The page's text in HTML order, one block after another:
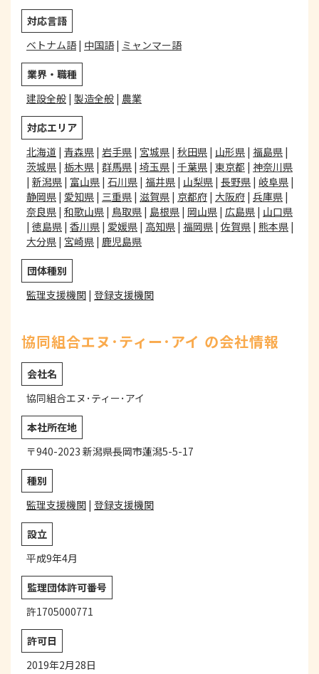
対応言語
ベトナム語| 中国語| ミャンマー語
業界・職種
建設全般 | 製造全般 | 農業
対応エリア
北海道 | 青森県 | 岩手県 | 宮城県 | 秋田県 | 山形県 | 福島県 |
茨城県 | 栃木県 | 群馬県 | 埼玉県 | 千葉県 | 東京都 | 神奈川県
| 新潟県 | 富山県 | 石川県 | 福井県 | 山梨県 | 長野県 | 岐阜県 |
静岡県 | 愛知県 | 三重県 | 滋賀県 | 京都府 | 大阪府 | 兵庫県 |
奈良県 | 和歌山県 | 鳥取県 | 島根県 | 岡山県 | 広島県 | 山口県
| 徳島県 | 香川県 | 愛媛県 | 高知県 | 福岡県 | 佐賀県 | 熊本県 |
大分県 | 宮崎県 | 鹿児島県
団体種別
監理支援機関 | 登録支援機関
協同組合エヌ･ティー･アイ の会社情報
会社名
協同組合エヌ･ティー･アイ
本社所在地
〒940-2023 新潟県長岡市蓮潟5-5-17
種別
監理支援機関 | 登録支援機関
設立
平成9年4月
監理団体許可番号
許1705000771
許可日
2019年2月28日